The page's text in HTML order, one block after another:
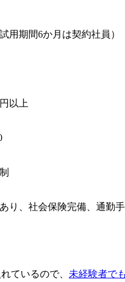
用期間6か月は契約社員）
以上
り、社会保険完備、通勤
ているので、 未経験者で